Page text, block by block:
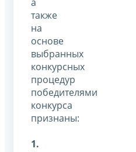
также
на
основе
выбранных
конкурсных
процедур
победителями
конкурса
признаны:
1.